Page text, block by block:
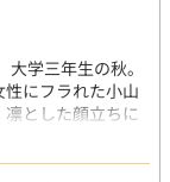
学三年生の秋。
にフラれた小山
とした顔立ちに
平だったが、そ
佐々原遊利だっ